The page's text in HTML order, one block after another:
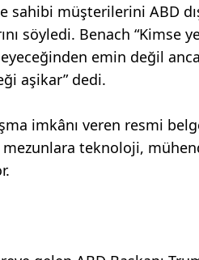
sahibi müşterilerini ABD
söyledi. Benach “Kimse
emin değil
aşikar” dedi.
imkânı veren resmi
teknoloji,